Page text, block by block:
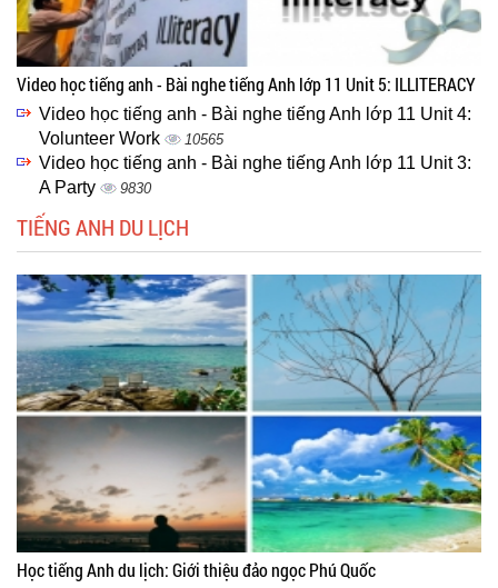
Video học tiếng anh - Bài nghe tiếng Anh lớp 11 Unit 5: ILLITERACY
Video học tiếng anh - Bài nghe tiếng Anh lớp 11 Unit 4:
Volunteer Work
10565
Video học tiếng anh - Bài nghe tiếng Anh lớp 11 Unit 3:
A Party
9830
TIẾNG ANH DU LỊCH
Học tiếng Anh du lịch: Giới thiệu đảo ngọc Phú Quốc